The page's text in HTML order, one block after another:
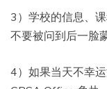
3）学校的信息、
不要被问到后一脸
4）如果当天不幸